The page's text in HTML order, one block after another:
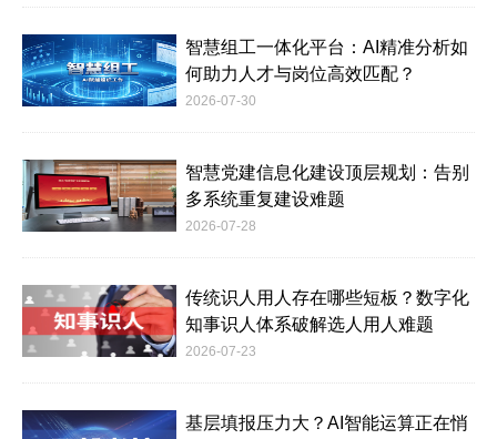
智慧组工一体化平台：AI精准分析如
何助力人才与岗位高效匹配？
2026-07-30
智慧党建信息化建设顶层规划：告别
多系统重复建设难题
2026-07-28
传统识人用人存在哪些短板？数字化
知事识人体系破解选人用人难题
2026-07-23
基层填报压力大？AI智能运算正在悄